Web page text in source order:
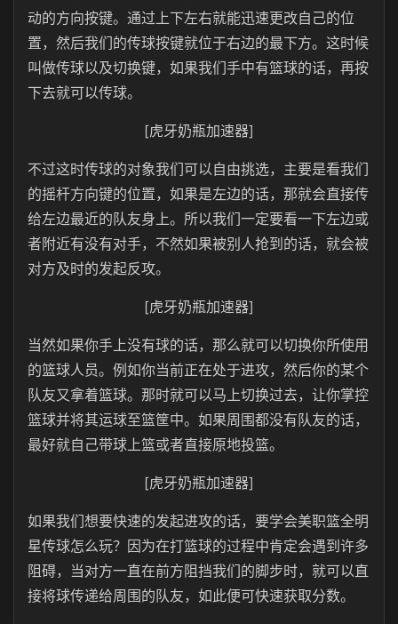
动的方向按键。通过上下左右就能迅速更改自己的位
置，然后我们的传球按键就位于右边的最下方。这时候
叫做传球以及切换键，如果我们手中有篮球的话，再按
下去就可以传球。
[虎牙奶瓶加速器]
不过这时传球的对象我们可以自由挑选，主要是看我们
的摇杆方向键的位置，如果是左边的话，那就会直接传
给左边最近的队友身上。所以我们一定要看一下左边或
者附近有没有对手，不然如果被别人抢到的话，就会被
对方及时的发起反攻。
[虎牙奶瓶加速器]
当然如果你手上没有球的话，那么就可以切换你所使用
的篮球人员。例如你当前正在处于进攻，然后你的某个
队友又拿着篮球。那时就可以马上切换过去，让你掌控
篮球并将其运球至篮筐中。如果周围都没有队友的话，
最好就自己带球上篮或者直接原地投篮。
[虎牙奶瓶加速器]
如果我们想要快速的发起进攻的话，要学会美职篮全明
星传球怎么玩？因为在打篮球的过程中肯定会遇到许多
阻碍，当对方一直在前方阻挡我们的脚步时，就可以直
接将球传递给周围的队友，如此便可快速获取分数。